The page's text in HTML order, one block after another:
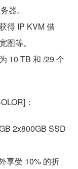
器。
得 IP KVM 借
等。
10 TB 和 /29 个
：
2x800GB SSD
享受 10% 的折